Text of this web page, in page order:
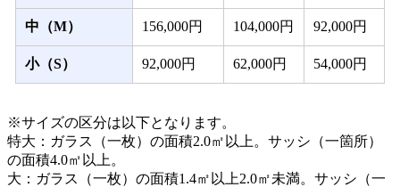
中（M） 156,000円 104,000円 92,000円
小（S） 92,000円 62,000円 54,000円
※サイズの区分は以下となります。
特大：ガラス（一枚）の面積2.0㎡以上。サッシ（一箇所）
の面積4.0㎡以上。
大：ガラス（一枚）の面積1.4㎡以上2.0㎡未満。サッシ（一